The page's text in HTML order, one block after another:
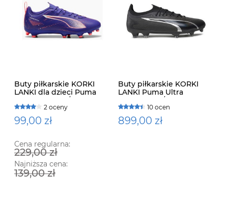
Buty piłkarskie KORKI
LANKI dla dzieci Puma
2 oceny
99,00 zł
Cena regularna:
229,00 zł
Najniższa cena:
139,00 zł
Buty piłkarskie KORKI
LANKI Puma Ultra
10 ocen
899,00 zł